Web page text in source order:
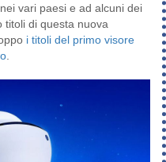
vari paesi e ad alcuni dei
titoli di questa nuova
i titoli del primo visore
.